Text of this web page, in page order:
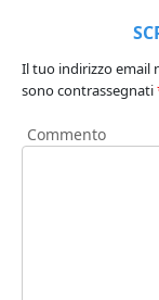
Il tuo indirizzo email
sono contrassegnati
Commento